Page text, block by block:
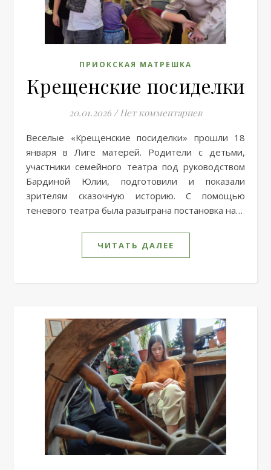
ПРИОКСКАЯ МАТРЕШКА
Крещенские посиделки
20.01.2026 / Нет комментариев
Веселые «Крещенские посиделки» прошли 18
января в Лиге матерей. Родители с детьми,
участники семейного театра под руководством
Бардиной Юлии, подготовили и показали
зрителям сказочную историю. С помощью
теневого театра была разыграна постановка на…
ЧИТАТЬ ДАЛЕЕ